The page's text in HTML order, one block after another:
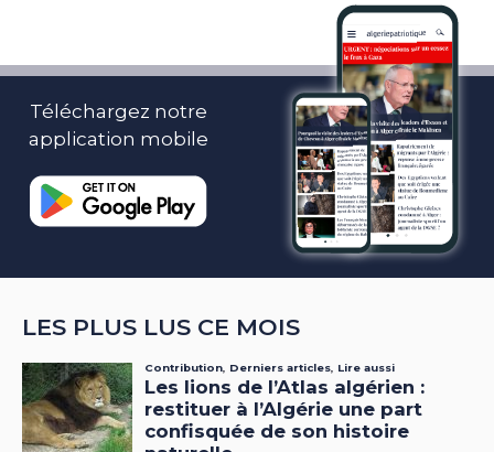
Téléchargez notre
application mobile
LES PLUS LUS CE MOIS